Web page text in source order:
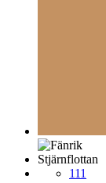
Stjärnflottan
111